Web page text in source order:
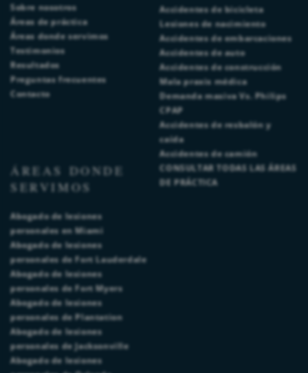
Sobre nosotros
Áreas de práctica
Áreas donde servimos
Testimonios
Resultados
Preguntas frecuentes
Contacto
Accidentes de bicicleta
Lesiones de nacimiento
Accidentes de embarcaciones
Accidentes de auto
Accidentes de construcción
Mala praxis médica
Demanda masiva Vs. Philips
CPAP
Accidentes de resbalón y
caída
Accidentes de camión
CONSULTAR TODAS LAS ÁREAS
DE PRÁCTICA
ÁREAS DONDE
SERVIMOS
Abogado de lesiones
personales en Miami
Abogado de lesiones
personales de Fort Lauderdale
Abogado de lesiones
personales de Fort Myers
Abogado de lesiones
personales de Plantation
Abogado de lesiones
personales de Jacksonville
Abogado de lesiones